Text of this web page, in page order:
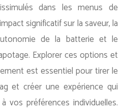
dans les menus de
significatif sur la saveur, la
de la batterie et le
Explorer ces options et
est essentiel pour tirer le
et créer une expérience qui
vos préférences individuelles.